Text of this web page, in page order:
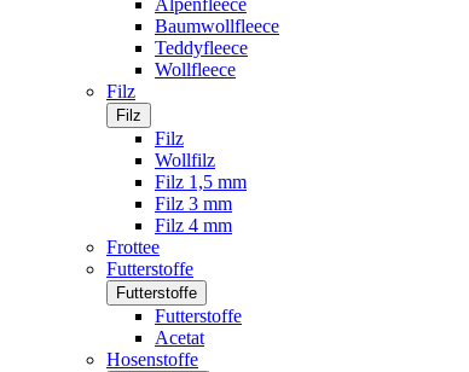
Alpenfleece
Baumwollfleece
Teddyfleece
Wollfleece
Filz
Filz
Filz
Wollfilz
Filz 1,5 mm
Filz 3 mm
Filz 4 mm
Frottee
Futterstoffe
Futterstoffe
Futterstoffe
Acetat
Hosenstoffe